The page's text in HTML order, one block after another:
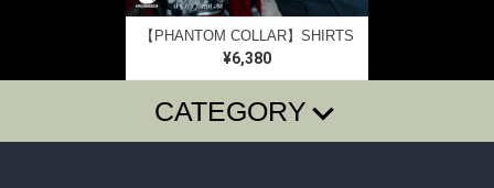
【PHANTOM COLLAR】SHIRTS
¥6,380
CATEGORY
T-SHIRTS LONG SLEEVE T